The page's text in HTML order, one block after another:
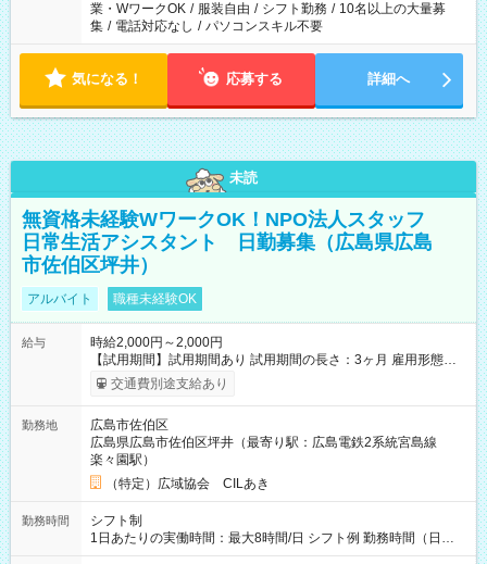
業・WワークOK / 服装自由 / シフト勤務 / 10名以上の大量募
集 / 電話対応なし / パソコンスキル不要
気になる！ 応募する 詳細へ
未読
無資格未経験WワークOK！NPO法人スタッフ
日常生活アシスタント 日勤募集（広島県広島
市佐伯区坪井）
アルバイト 職種未経験OK
給与
時給2,000円～2,000円
【試用期間】試用期間あり 試用期間の長さ：3ヶ月 雇用形態、
給与は本採用時と同じです。
交通費別途支給あり
勤務地
広島市佐伯区
広島県広島市佐伯区坪井（最寄り駅：広島電鉄2系統宮島線
楽々園駅）
（特定）広域協会 CILあき
勤務時間
シフト制
1日あたりの実働時間：最大8時間/日 シフト例 勤務時間（日
勤）・8時～18時 （実働時間8時間 待機休憩2時間）（日勤1回